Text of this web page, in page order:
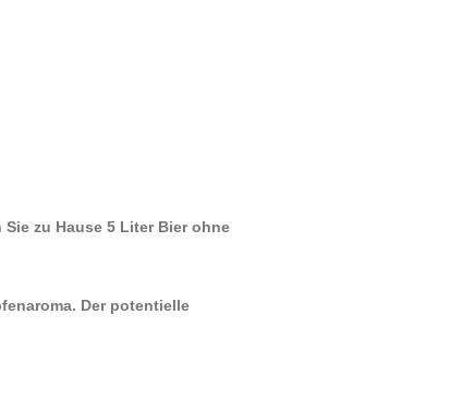
zu Hause 5 Liter Bier ohne
Der potentielle